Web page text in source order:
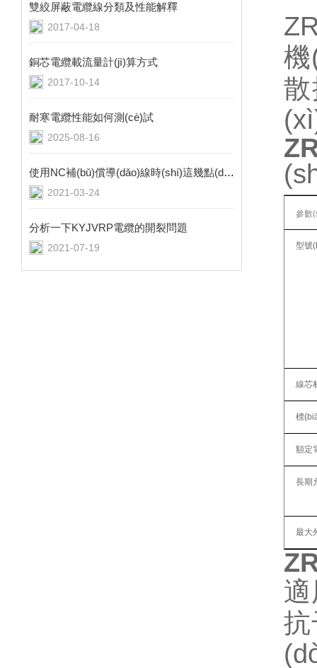
雙絞屏蔽電纜線分類及性能解釋
2017-04-18
銅芯電纜載流量計(jì)算方式
2017-10-14
耐寒電纜性能如何測(cè)試
2025-08-16
使用NC補(bǔ)償導(dǎo)線時(shí)這幾點(diǎn)可不能不注意
2021-03-24
分析一下KYJVRP電纜的開裂問題
2021-07-19
散
參數
型號
線芯
標
額定
長期
最大
抗